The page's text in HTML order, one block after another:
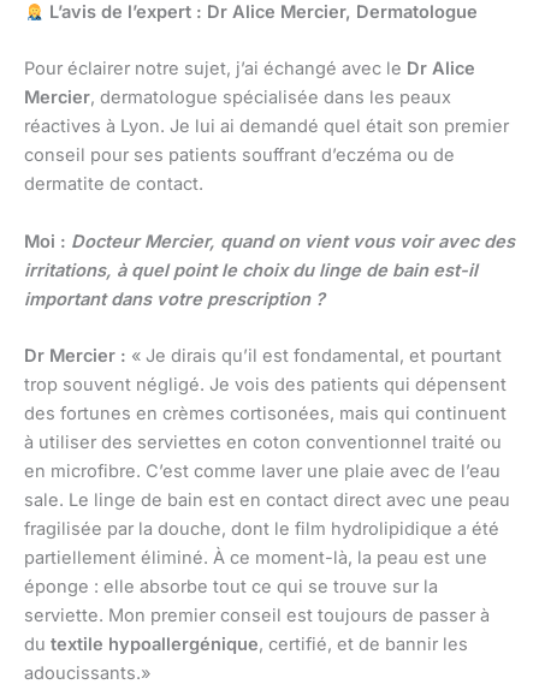
L’avis de l’expert : Dr Alice Mercier, Dermatologue
Pour éclairer notre sujet, j’ai échangé avec le Dr Alice
Mercier, dermatologue spécialisée dans les peaux
réactives à Lyon. Je lui ai demandé quel était son premier
conseil pour ses patients souffrant d’eczéma ou de
dermatite de contact.
Moi : Docteur Mercier, quand on vient vous voir avec des
irritations, à quel point le choix du linge de bain est-il
important dans votre prescription ?
Dr Mercier : « Je dirais qu’il est fondamental, et pourtant
trop souvent négligé. Je vois des patients qui dépensent
des fortunes en crèmes cortisonées, mais qui continuent
à utiliser des serviettes en coton conventionnel traité ou
en microfibre. C’est comme laver une plaie avec de l’eau
sale. Le linge de bain est en contact direct avec une peau
fragilisée par la douche, dont le film hydrolipidique a été
partiellement éliminé. À ce moment-là, la peau est une
éponge : elle absorbe tout ce qui se trouve sur la
serviette. Mon premier conseil est toujours de passer à
du textile hypoallergénique, certifié, et de bannir les
adoucissants.»